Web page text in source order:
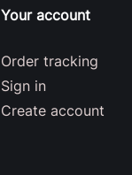
Your account
Order tracking
Sign in
Create account